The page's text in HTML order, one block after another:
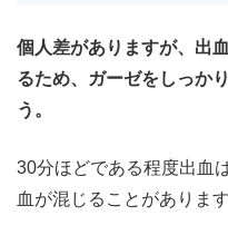
個人差がありますが、出
るため、ガーゼをしっか
う。
30分ほどである程度出血
血が混じることがあります